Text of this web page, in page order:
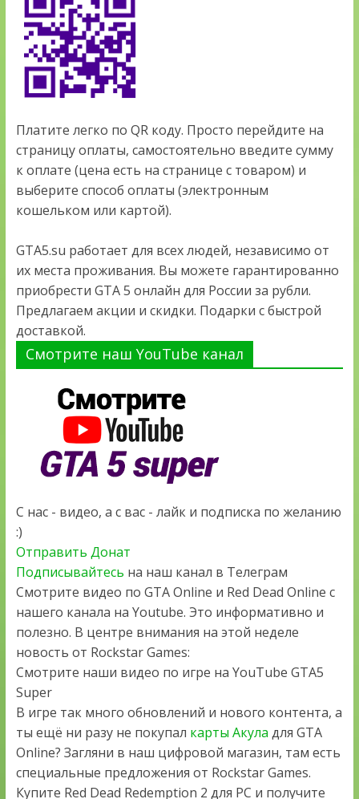
Платите легко по QR коду. Просто перейдите на
страницу оплаты, самостоятельно введите сумму
к оплате (цена есть на странице с товаром) и
выберите способ оплаты (электронным
кошельком или картой).
GTA5.su работает для всех людей, независимо от
их места проживания. Вы можете гарантированно
приобрести GTA 5 онлайн для России за рубли.
Предлагаем акции и скидки. Подарки с быстрой
доставкой.
Смотрите наш YouTube канал
С нас - видео, а с вас - лайк и подписка по желанию
:)
Отправить Донат
Подписывайтесь на наш канал в Телеграм
Смотрите видео по GTA Online и Red Dead Online с
нашего канала на Youtube. Это информативно и
полезно. В центре внимания на этой неделе
новость от Rockstar Games:
Смотрите наши видео по игре на YouTube GTA5
Super
В игре так много обновлений и нового контента, а
ты ещё ни разу не покупал карты Акула для GTA
Online? Загляни в наш цифровой магазин, там есть
специальные предложения от Rockstar Games.
Купите Red Dead Redemption 2 для PC и получите